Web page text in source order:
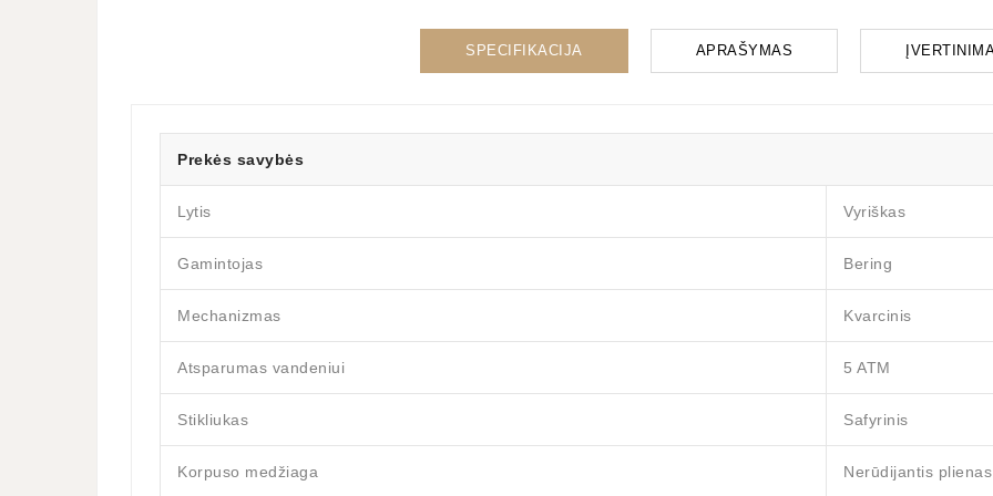
SPECIFIKACIJA APRAŠYMAS
Prekės savybės
Lytis Vyriškas
Gamintojas Bering
Mechanizmas Kvarcinis
Atsparumas vandeniui 5 ATM
Stikliukas Safyrinis
Korpuso medžiaga Nerūdijantis plienas